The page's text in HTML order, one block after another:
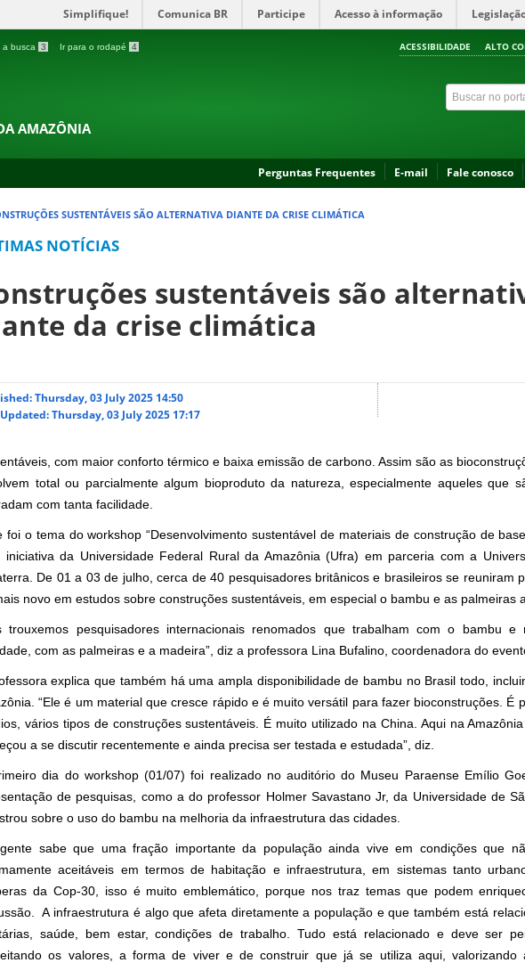
Simplifique! Comunica BR Participe Acesso à informação
a busca 3 Ir para o rodapé 4 ACESSIBILIDADE ALTO
AMAZÔNIA
Perguntas Frequentes E-mail Fale conosco
SUSTENTÁVEIS SÃO ALTERNATIVA DIANTE DA CRISE CLIMÁTICA
NOTÍCIAS
sustentáveis são
da crise climática
Thursday, 03 July 2025 14:50
Thursday, 03 July 2025 17:17
com maior conforto térmico e baixa emissão de carbono. Assim são as
total ou parcialmente algum bioproduto da natureza, especialmente aqueles que
com tanta facilidade.
foi o tema do workshop “Desenvolvimento sustentável de materiais de construção de
iniciativa da Universidade Federal Rural da Amazônia (Ufra) em parceria com a
De 01 a 03 de julho, cerca de 40 pesquisadores britânicos e brasileiros se reuniram
novo em estudos sobre construções sustentáveis, em especial o bambu e as palmeiras
trouxemos pesquisadores internacionais renomados que trabalham com o bambu e
com as palmeiras e a madeira”, diz a professora Lina Bufalino, coordenadora do
explica que também há uma ampla disponibilidade de bambu no Brasil todo,
“Ele é um material que cresce rápido e é muito versátil para fazer bioconstruções. É
vários tipos de construções sustentáveis. É muito utilizado na China. Aqui na
a se discutir recentemente e ainda precisa ser testada e estudada”, diz.
dia do workshop (01/07) foi realizado no auditório do Museu Paraense Emílio
de pesquisas, como a do professor Holmer Savastano Jr, da Universidade de
sobre o uso do bambu na melhoria da infraestrutura das cidades.
gente sabe que uma fração importante da população ainda vive em condições que
aceitáveis em termos de habitação e infraestrutura, em sistemas tanto
da Cop-30, isso é muito emblemático, porque nos traz temas que podem
A infraestrutura é algo que afeta diretamente a população e que também está
saúde, bem estar, condições de trabalho. Tudo está relacionado e deve ser
os valores, a forma de viver e de construir que já se utiliza aqui, valorizando